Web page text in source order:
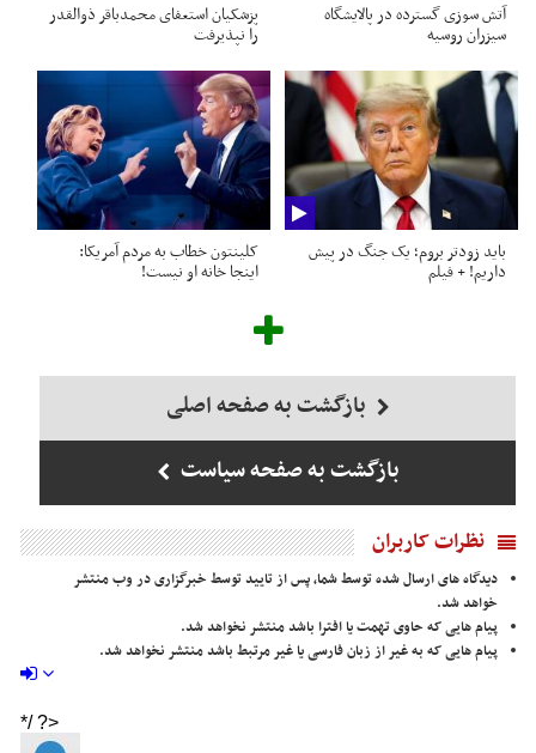
آتش سوزی گسترده در پالایشگاه
سیزران روسیه
پزشکیان استعفای محمدباقر ذوالقدر
را نپذیرفت
باید زودتر بروم؛ یک جنگ در پیش
داریم! + فیلم
کلینتون خطاب به مردم آمریکا:
اینجا خانه او نیست!
بازگشت به صفحه اصلی
بازگشت به صفحه سیاست
نظرات کاربران
دیدگاه های ارسال شده توسط شما، پس از تایید توسط خبرگزاری در وب منتشر
خواهد شد.
پیام هایی که حاوی تهمت یا افترا باشد منتشر نخواهد شد.
پیام هایی که به غیر از زبان فارسی یا غیر مرتبط باشد منتشر نخواهد شد.